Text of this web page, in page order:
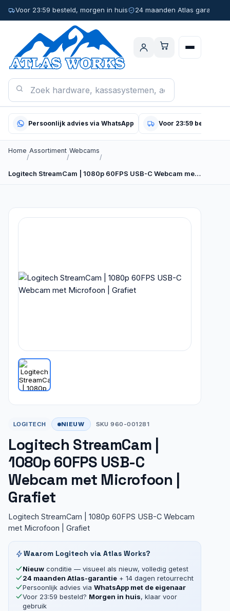
Voor 23:59 besteld, morgen in huis 24 maanden Atlas garantie
Persoonlijk advies via WhatsApp Voor 23:59 besteld,
Home
/
Assortiment
/
Webcams
/
Logitech StreamCam | 1080p 60FPS USB-C Webcam met…
LOGITECH NIEUW SKU 960-001281
Logitech StreamCam |
1080p 60FPS USB-C
Webcam met Microfoon |
Grafiet
Logitech StreamCam | 1080p 60FPS USB-C Webcam
met Microfoon | Grafiet
Waarom Logitech via Atlas Works?
Nieuw conditie — visueel als nieuw, volledig getest
24 maanden Atlas-garantie + 14 dagen retourrecht
Persoonlijk advies via WhatsApp met de eigenaar
Voor 23:59 besteld? Morgen in huis, klaar voor
gebruik